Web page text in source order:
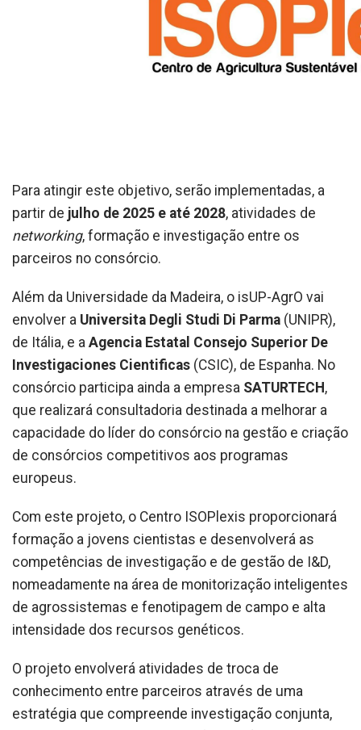
Para atingir este objetivo, serão implementadas, a
partir de julho de 2025 e até 2028, atividades de
networking, formação e investigação entre os
parceiros no consórcio.
Além da Universidade da Madeira, o isUP-AgrO vai
envolver a Universita Degli Studi Di Parma (UNIPR),
de Itália, e a Agencia Estatal Consejo Superior De
Investigaciones Cientificas (CSIC), de Espanha. No
consórcio participa ainda a empresa SATURTECH ,
que realizará consultadoria destinada a melhorar a
capacidade do líder do consórcio na gestão e criação
de consórcios competitivos aos programas
europeus.
Com este projeto, o Centro ISOPlexis proporcionará
formação a jovens cientistas e desenvolverá as
competências de investigação e de gestão de I&D,
nomeadamente na área de monitorização inteligentes
de agrossistemas e fenotipagem de campo e alta
intensidade dos recursos genéticos.
O projeto envolverá atividades de troca de
conhecimento entre parceiros através de uma
estratégia que compreende investigação conjunta,